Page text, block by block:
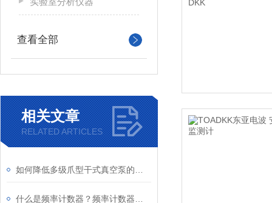
查看全部
相关文章
RELATED ARTICLES